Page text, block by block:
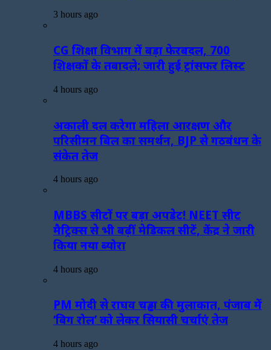
3 hours ago
CG शिक्षा विभाग में बड़ा फेरबदल, 700
शिक्षकों के तबादले; जारी हुई ट्रांसफर लिस्ट
4 hours ago
अकाली दल करेगा महिला आरक्षण और
परिसीमन बिल का समर्थन, BJP से गठबंधन के
संकेत तेज
4 hours ago
MBBS सीटों पर बड़ा अपडेट! NEET सीट
मैट्रिक्स से भी बढ़ीं मेडिकल सीटें, केंद्र ने जारी
किया नया ब्योरा
4 hours ago
PM मोदी से राघव चड्ढा की मुलाकात, पंजाब में
‘बिग रोल’ को लेकर सियासी चर्चाएं तेज
4 hours ago